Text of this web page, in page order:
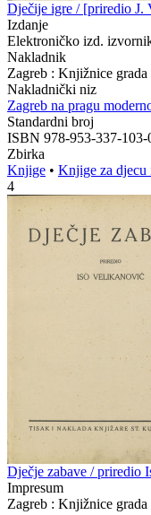
Dječije igre / [priredio J.
Izdanje
Elektroničko izd.
Nakladnik
Zagreb : Knjižnice grada
Nakladnički niz
Zagreb na pragu
Standardni broj
ISBN 978-953-337-103-
Zbirka
Knjige • Knjige za djecu
4
Dječje zabave / priredio
Impresum
Zagreb : Knjižnice grada